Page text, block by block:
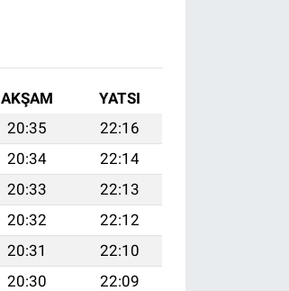
AKŞAM
YATSI
20:35
22:16
20:34
22:14
20:33
22:13
20:32
22:12
20:31
22:10
20:30
22:09